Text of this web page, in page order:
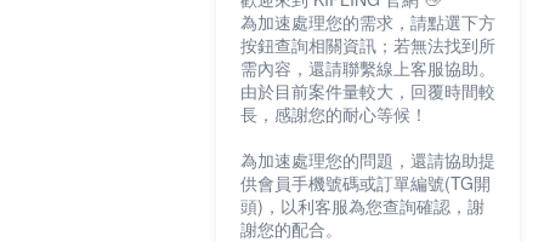
為加速處理您的需求，請點選下方
按鈕查詢相關資訊；若無法找到所
需內容，還請聯繫線上客服協助。
由於目前案件量較大，回覆時間較
長，感謝您的耐心等候！
為加速處理您的問題，還請協助提
供會員手機號碼或訂單編號(TG開
頭)，以利客服為您查詢確認，謝
謝您的配合。